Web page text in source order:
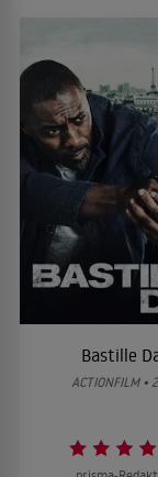
Bastille
ACTIONFILM •